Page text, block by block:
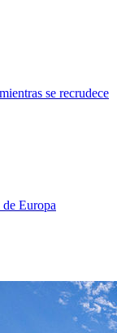
se recrudece
Europa